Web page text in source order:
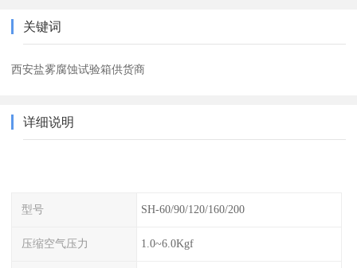
关键词
西安盐雾腐蚀试验箱供货商
详细说明
型号 SH-60/90/120/160/200
压缩空气压力 1.0~6.0Kgf